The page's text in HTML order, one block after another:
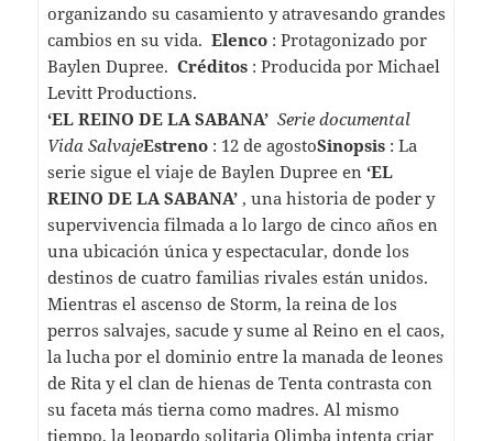
organizando su casamiento y atravesando grandes
cambios en su vida. Elenco: Protagonizado por
Baylen Dupree. Créditos: Producida por Michael
Levitt Productions.
‘EL REINO DE LA SABANA’ Serie documental
Vida SalvajeEstreno: 12 de agostoSinopsis: La
serie sigue el viaje de Baylen Dupree en ‘EL
REINO DE LA SABANA’, una historia de poder y
supervivencia filmada a lo largo de cinco años en
una ubicación única y espectacular, donde los
destinos de cuatro familias rivales están unidos.
Mientras el ascenso de Storm, la reina de los
perros salvajes, sacude y sume al Reino en el caos,
la lucha por el dominio entre la manada de leones
de Rita y el clan de hienas de Tenta contrasta con
su faceta más tierna como madres. Al mismo
tiempo, la leopardo solitaria Olimba intenta criar